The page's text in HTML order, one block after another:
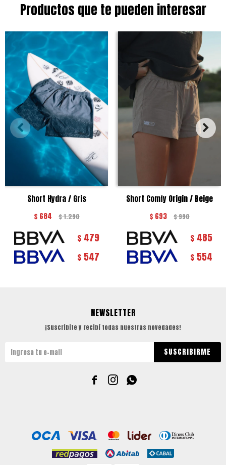
Productos que te pueden interesar
Short Hydra / Gris
$ 684 $1.290
$ 479
$ 547
Short Comfy Origin / Beige
$ 693 $990
$ 485
$ 554
NEWSLETTER
¡Suscribite y recibí todas nuestras novedades!
SUSCRIBIRME
  